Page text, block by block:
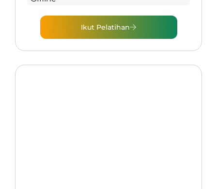
Ikut Pelatihan